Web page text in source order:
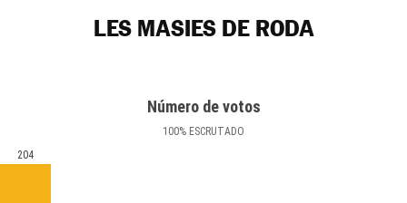
LES MASIES DE RODA
Número de votos
100% ESCRUTADO
204